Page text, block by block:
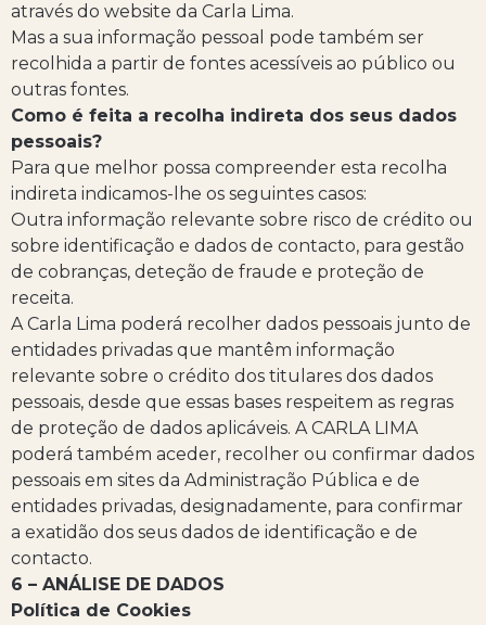
através do website da Carla Lima.
Mas a sua informação pessoal pode também ser
recolhida a partir de fontes acessíveis ao público ou
outras fontes.
Como é feita a recolha indireta dos seus dados
pessoais?
Para que melhor possa compreender esta recolha
indireta indicamos-lhe os seguintes casos:
Outra informação relevante sobre risco de crédito ou
sobre identificação e dados de contacto, para gestão
de cobranças, deteção de fraude e proteção de
receita.
A Carla Lima poderá recolher dados pessoais junto de
entidades privadas que mantêm informação
relevante sobre o crédito dos titulares dos dados
pessoais, desde que essas bases respeitem as regras
de proteção de dados aplicáveis. A CARLA LIMA
poderá também aceder, recolher ou confirmar dados
pessoais em sites da Administração Pública e de
entidades privadas, designadamente, para confirmar
a exatidão dos seus dados de identificação e de
contacto.
6 – ANÁLISE DE DADOS
Política de Cookies